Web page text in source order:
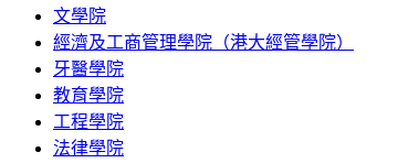
文學院
經濟及工商管理學院（港大經管學院）
牙醫學院
教育學院
工程學院
法律學院